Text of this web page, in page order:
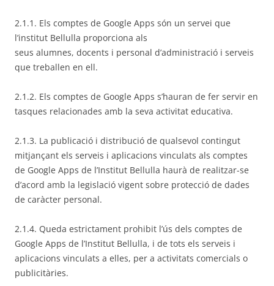
2.1.1. Els comptes de Google Apps són un servei que
l’institut Bellulla proporciona als
seus alumnes, docents i personal d’administració i serveis
que treballen en ell.
2.1.2. Els comptes de Google Apps s’hauran de fer servir en
tasques relacionades amb la seva activitat educativa.
2.1.3. La publicació i distribució de qualsevol contingut
mitjançant els serveis i aplicacions vinculats als comptes
de Google Apps de l’Institut Bellulla haurà de realitzar-se
d’acord amb la legislació vigent sobre protecció de dades
de caràcter personal.
2.1.4. Queda estrictament prohibit l’ús dels comptes de
Google Apps de l’Institut Bellulla, i de tots els serveis i
aplicacions vinculats a elles, per a activitats comercials o
publicitàries.